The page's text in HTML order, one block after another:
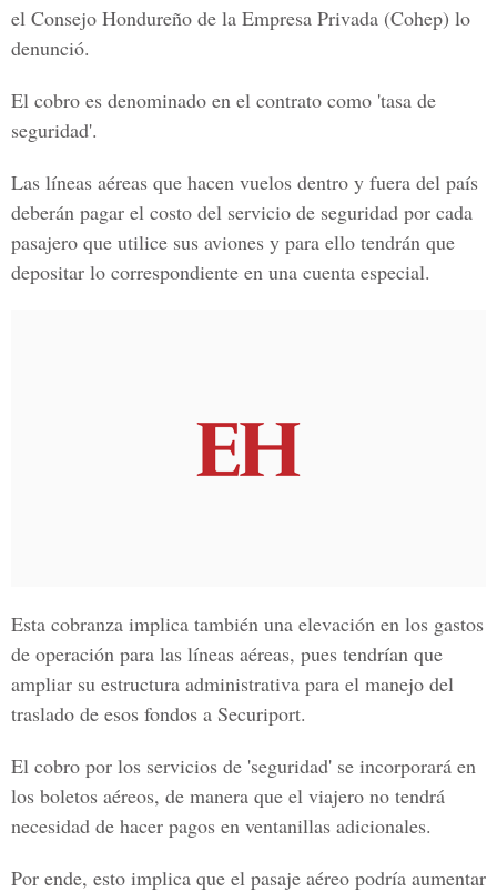
el Consejo Hondureño de la Empresa Privada (Cohep) lo
denunció.
El cobro es denominado en el contrato como 'tasa de
seguridad'.
Las líneas aéreas que hacen vuelos dentro y fuera del país
deberán pagar el costo del servicio de seguridad por cada
pasajero que utilice sus aviones y para ello tendrán que
depositar lo correspondiente en una cuenta especial.
Esta cobranza implica también una elevación en los gastos
de operación para las líneas aéreas, pues tendrían que
ampliar su estructura administrativa para el manejo del
traslado de esos fondos a Securiport.
El cobro por los servicios de 'seguridad' se incorporará en
los boletos aéreos, de manera que el viajero no tendrá
necesidad de hacer pagos en ventanillas adicionales.
Por ende, esto implica que el pasaje aéreo podría aumentar